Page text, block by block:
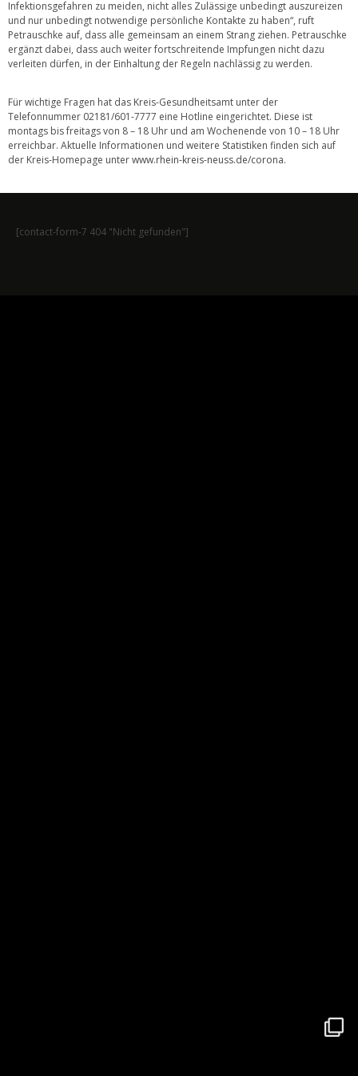
Infektionsgefahren zu meiden, nicht alles Zulässige unbedingt auszureizen
und nur unbedingt notwendige persönliche Kontakte zu haben“, ruft
Petrauschke auf, dass alle gemeinsam an einem Strang ziehen. Petrauschke
ergänzt dabei, dass auch weiter fortschreitende Impfungen nicht dazu
verleiten dürfen, in der Einhaltung der Regeln nachlässig zu werden.
Für wichtige Fragen hat das Kreis-Gesundheitsamt unter der
Telefonnummer 02181/601-7777 eine Hotline eingerichtet. Diese ist
montags bis freitags von 8 – 18 Uhr und am Wochenende von 10 – 18 Uhr
erreichbar. Aktuelle Informationen und weitere Statistiken finden sich auf
der Kreis-Homepage unterwww.rhein-kreis-neuss.de/corona.
[contact-form-7 404 "Nicht gefunden"]